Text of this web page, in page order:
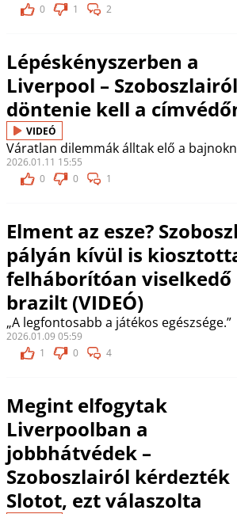
0
1 2
Lépéskényszerben a
Liverpool –
döntenie kell a
VIDEÓ
Váratlan dilemmák álltak elő a
2026.01.11 15:55
0
0 1
Elment az esze?
pályán kívül is
felháborítóan viselkedő
brazilt (VIDEÓ)
„A legfontosabb a játékos egészsége.”
2026.01.09 05:59
1
0 4
Megint elfogytak
Liverpoolban a
jobbhátvédek –
Szoboszlairól kérdezték
Slotot, ezt válaszolta